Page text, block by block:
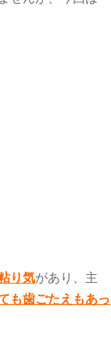
り気があり、主
も歯ごたえもあっ